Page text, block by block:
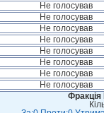
Не голосував
Не голосував
Не голосував
Не голосував
Не голосував
Не голосував
Не голосував
Не голосував